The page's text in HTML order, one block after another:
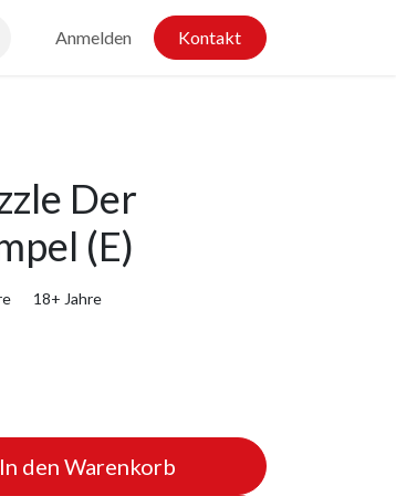
Anmelden Kontakt
Der
(E)
18+ Jahre
In den Warenkorb